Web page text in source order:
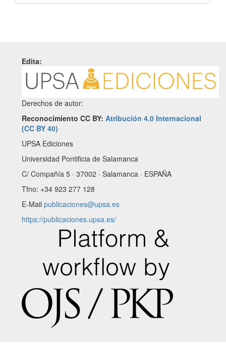
Edita:
Derechos de autor:
Reconocimiento CC BY: Atribución 4.0 Internacional
(CC BY 40)
UPSA Ediciones
Universidad Pontificia de Salamanca
C/ Compañía 5 · 37002 · Salamanca · ESPAÑA
Tfno: +34 923 277 128
E-Mail publicaciones@upsa.es
https://publicaciones.upsa.es/